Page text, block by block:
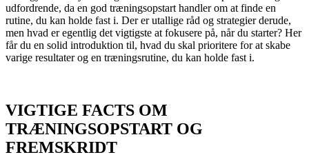
udfordrende, da en god træningsopstart handler om at finde en
rutine, du kan holde fast i. Der er utallige råd og strategier derude,
men hvad er egentlig det vigtigste at fokusere på, når du starter? Her
får du en solid introduktion til, hvad du skal prioritere for at skabe
varige resultater og en træningsrutine, du kan holde fast i.
VIGTIGE FACTS OM
TRÆNINGSOPSTART OG
FREMSKRIDT